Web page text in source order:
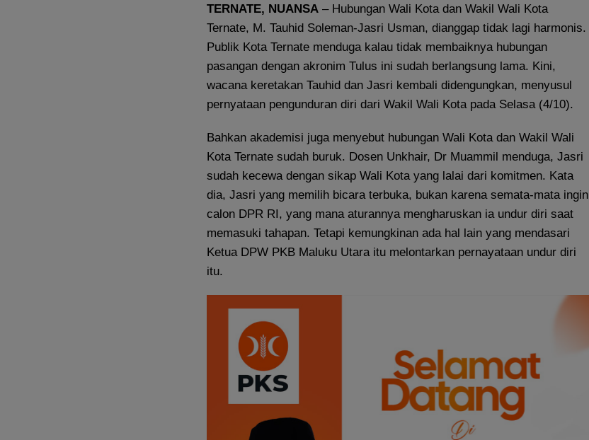
TERNATE, NUANSA – Hubungan Wali Kota dan Wakil Wali Kota
Ternate, M. Tauhid Soleman-Jasri Usman, dianggap tidak lagi harmonis.
Publik Kota Ternate menduga kalau tidak membaiknya hubungan
pasangan dengan akronim Tulus ini sudah berlangsung lama. Kini,
wacana keretakan Tauhid dan Jasri kembali didengungkan, menyusul
pernyataan pengunduran diri dari Wakil Wali Kota pada Selasa (4/10).
Bahkan akademisi juga menyebut hubungan Wali Kota dan Wakil Wali
Kota Ternate sudah buruk. Dosen Unkhair, Dr Muammil menduga, Jasri
sudah kecewa dengan sikap Wali Kota yang lalai dari komitmen. Kata
dia, Jasri yang memilih bicara terbuka, bukan karena semata-mata ingin
calon DPR RI, yang mana aturannya mengharuskan ia undur diri saat
memasuki tahapan. Tetapi kemungkinan ada hal lain yang mendasari
Ketua DPW PKB Maluku Utara itu melontarkan pernayataan undur diri
itu.